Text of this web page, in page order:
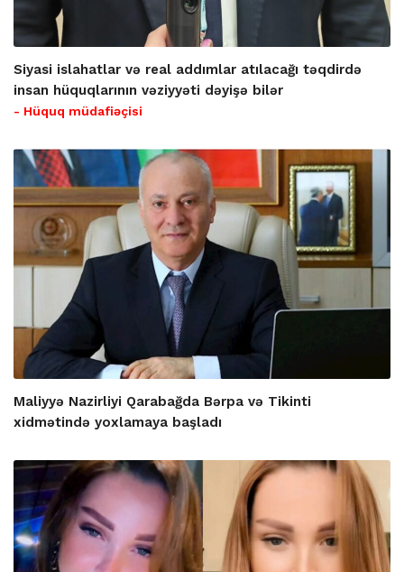
Siyasi islahatlar və real addımlar atılacağı təqdirdə
insan hüquqlarının vəziyyəti dəyişə bilər
- Hüquq müdafiəçisi
Maliyyə Nazirliyi Qarabağda Bərpa və Tikinti
xidmətində yoxlamaya başladı